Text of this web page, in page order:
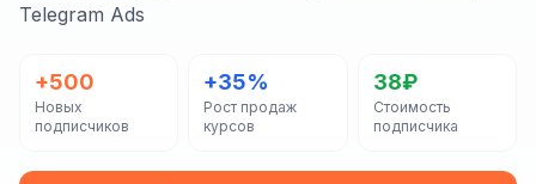
+ ещё 19 услуг
Контекстная реклама
Telegram Ads
+500
Новых
подписчиков
+35%
Рост продаж
курсов
38₽
Стоимость
подписчика